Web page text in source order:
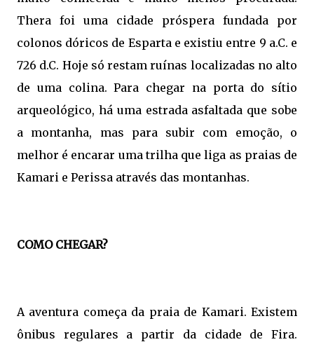
Thera foi uma cidade próspera fundada por
colonos dóricos de Esparta e existiu entre 9 a.C. e
726 d.C. Hoje só restam ruínas localizadas no alto
de uma colina. Para chegar na porta do sítio
arqueológico, há uma estrada asfaltada que sobe
a montanha, mas para subir com emoção, o
melhor é encarar uma trilha que liga as praias de
Kamari e Perissa através das montanhas.
COMO CHEGAR?
A aventura começa da praia de Kamari. Existem
ônibus regulares a partir da cidade de Fira.